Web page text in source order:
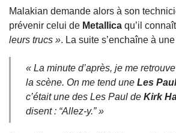
Malakian demande alors à son
prévenir celui de Metallica qu’il connaît
leurs trucs ». La suite s’enchaîne à
« La minute d’après, je me
la scène. On me tend une Les Paul
c’était une des Les Paul de Kirk
disent : “Allez-y.” »